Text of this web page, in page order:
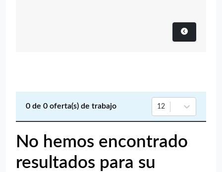
0 de 0 oferta(s) de trabajo 12
No hemos encontrado
resultados para su